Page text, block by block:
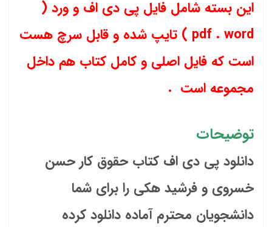
این بسته شامل فایل پی دی اف و ورد (
pdf . word ) تایپ شده و قابل سرچ هست
است که فایل اصلی و کامل کتاب هم داخل
مجموعه است .
توضیحات
دانلود پی دی اف کتاب حقوق کار حسن
خسروی و فرشید هکی را برای شما
دانشجویان محترم آماده دانلود کرده